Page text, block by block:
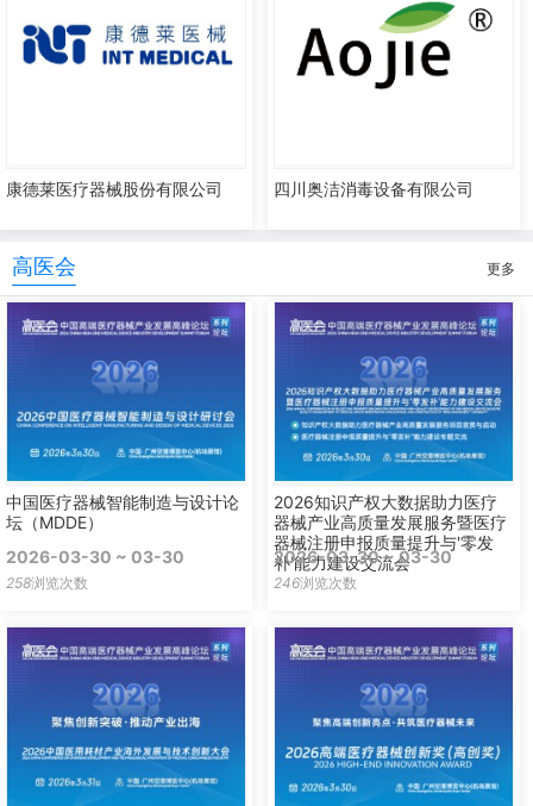
康德莱医疗器械股份有限公司 四川奥洁消毒设备有限公司
高医会 更多
中国医疗器械智能制造与设计论
坛（MDDE）
2026-03-30 ~ 03-30
258浏览次数
2026知识产权大数据助力医疗
器械产业高质量发展服务暨医疗
器械注册申报质量提升与'零发
补'能力建设交流会
2026-03-30 ~ 03-30
246浏览次数